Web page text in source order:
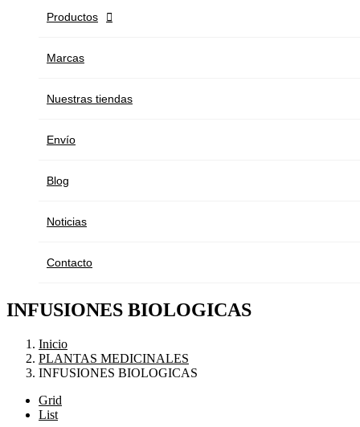
Productos 
Marcas
Nuestras tiendas
Envío
Blog
Noticias
Contacto
INFUSIONES BIOLOGICAS
Inicio
PLANTAS MEDICINALES
INFUSIONES BIOLOGICAS
Grid
List